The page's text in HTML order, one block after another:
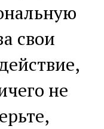
свои
не